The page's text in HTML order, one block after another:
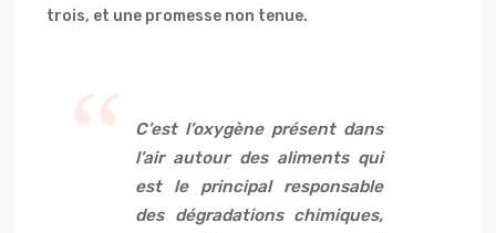
trois, et une promesse non tenue.
C’est l’oxygène présent dans
l’air autour des aliments qui
est le principal responsable
des dégradations chimiques,